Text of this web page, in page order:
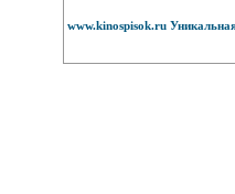
www.kinospisok.ru